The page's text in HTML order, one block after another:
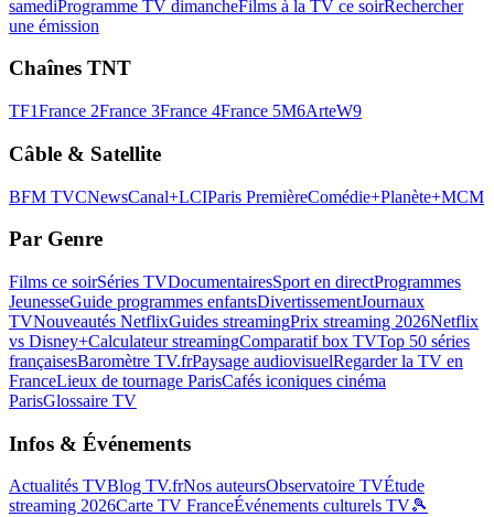
samediProgramme TV dimancheFilms à la TV ce soirRechercher
une émission
Chaînes TNT
TF1France 2France 3France 4France 5M6ArteW9
Câble & Satellite
BFM TVCNewsCanal+LCIParis PremièreComédie+Planète+MCM
Par Genre
Films ce soirSéries TVDocumentairesSport en directProgrammes
JeunesseGuide programmes enfantsDivertissementJournaux
TVNouveautés NetflixGuides streamingPrix streaming 2026Netflix
vs Disney+Calculateur streamingComparatif box TVTop 50 séries
françaisesBaromètre TV.frPaysage audiovisuelRegarder la TV en
FranceLieux de tournage ParisCafés iconiques cinéma
ParisGlossaire TV
Infos & Événements
Actualités TVBlog TV.frNos auteursObservatoire TVÉtude
streaming 2026Carte TV FranceÉvénements culturels TV🎾